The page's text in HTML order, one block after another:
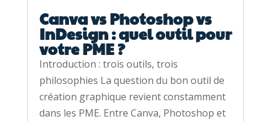
Canva vs Photoshop vs
InDesign : quel outil pour
votre PME ?
Introduction : trois outils, trois
philosophies La question du bon outil de
création graphique revient constamment
dans les PME. Entre Canva, Photoshop et